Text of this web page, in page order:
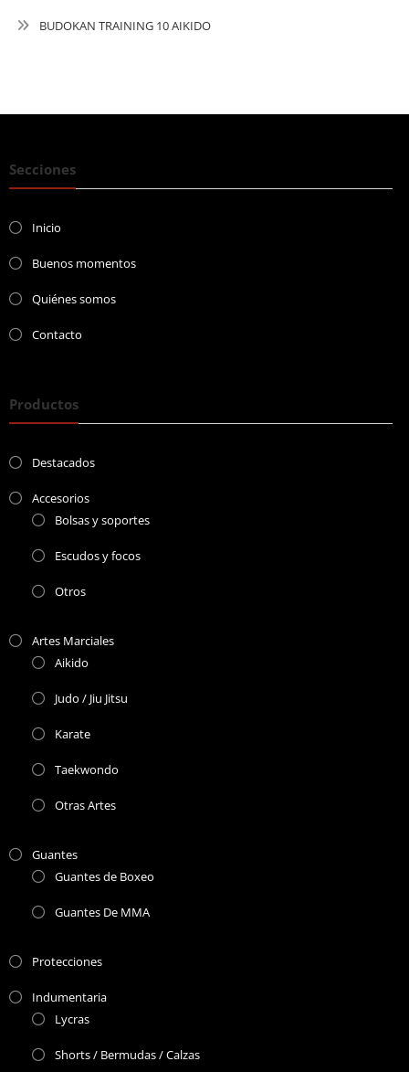
BUDOKAN TRAINING 10 AIKIDO
Secciones
Inicio
Buenos momentos
Quiénes somos
Contacto
Productos
Destacados
Accesorios
Bolsas y soportes
Escudos y focos
Otros
Artes Marciales
Aikido
Judo / Jiu Jitsu
Karate
Taekwondo
Otras Artes
Guantes
Guantes de Boxeo
Guantes De MMA
Protecciones
Indumentaria
Lycras
Shorts / Bermudas / Calzas